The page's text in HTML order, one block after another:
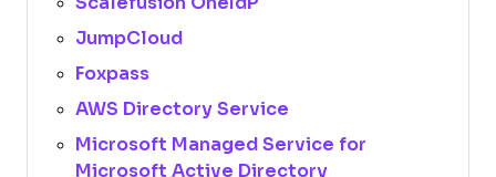
JumpCloud
Foxpass
AWS Directory Service
Microsoft Managed Service for
Microsoft Active Directory